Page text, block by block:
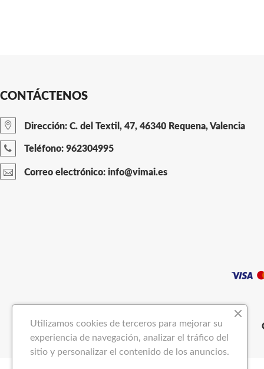
CONTÁCTENOS
Dirección: C. del Textil, 47, 46340 Requena, Valencia
Teléfono: 962304995
Correo electrónico: info@vimai.es
Utilizamos cookies de terceros para mejorar su
experiencia de navegación, analizar el tráfico del
sitio y personalizar el contenido de los anuncios.